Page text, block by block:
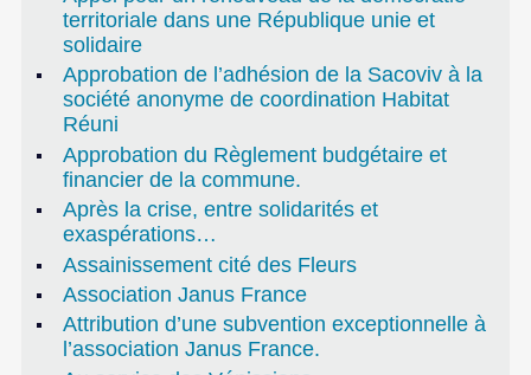
territoriale dans une République unie et
solidaire
Approbation de l’adhésion de la Sacoviv à la
société anonyme de coordination Habitat
Réuni
Approbation du Règlement budgétaire et
financier de la commune.
Après la crise, entre solidarités et
exaspérations…
Assainissement cité des Fleurs
Association Janus France
Attribution d’une subvention exceptionnelle à
l’association Janus France.